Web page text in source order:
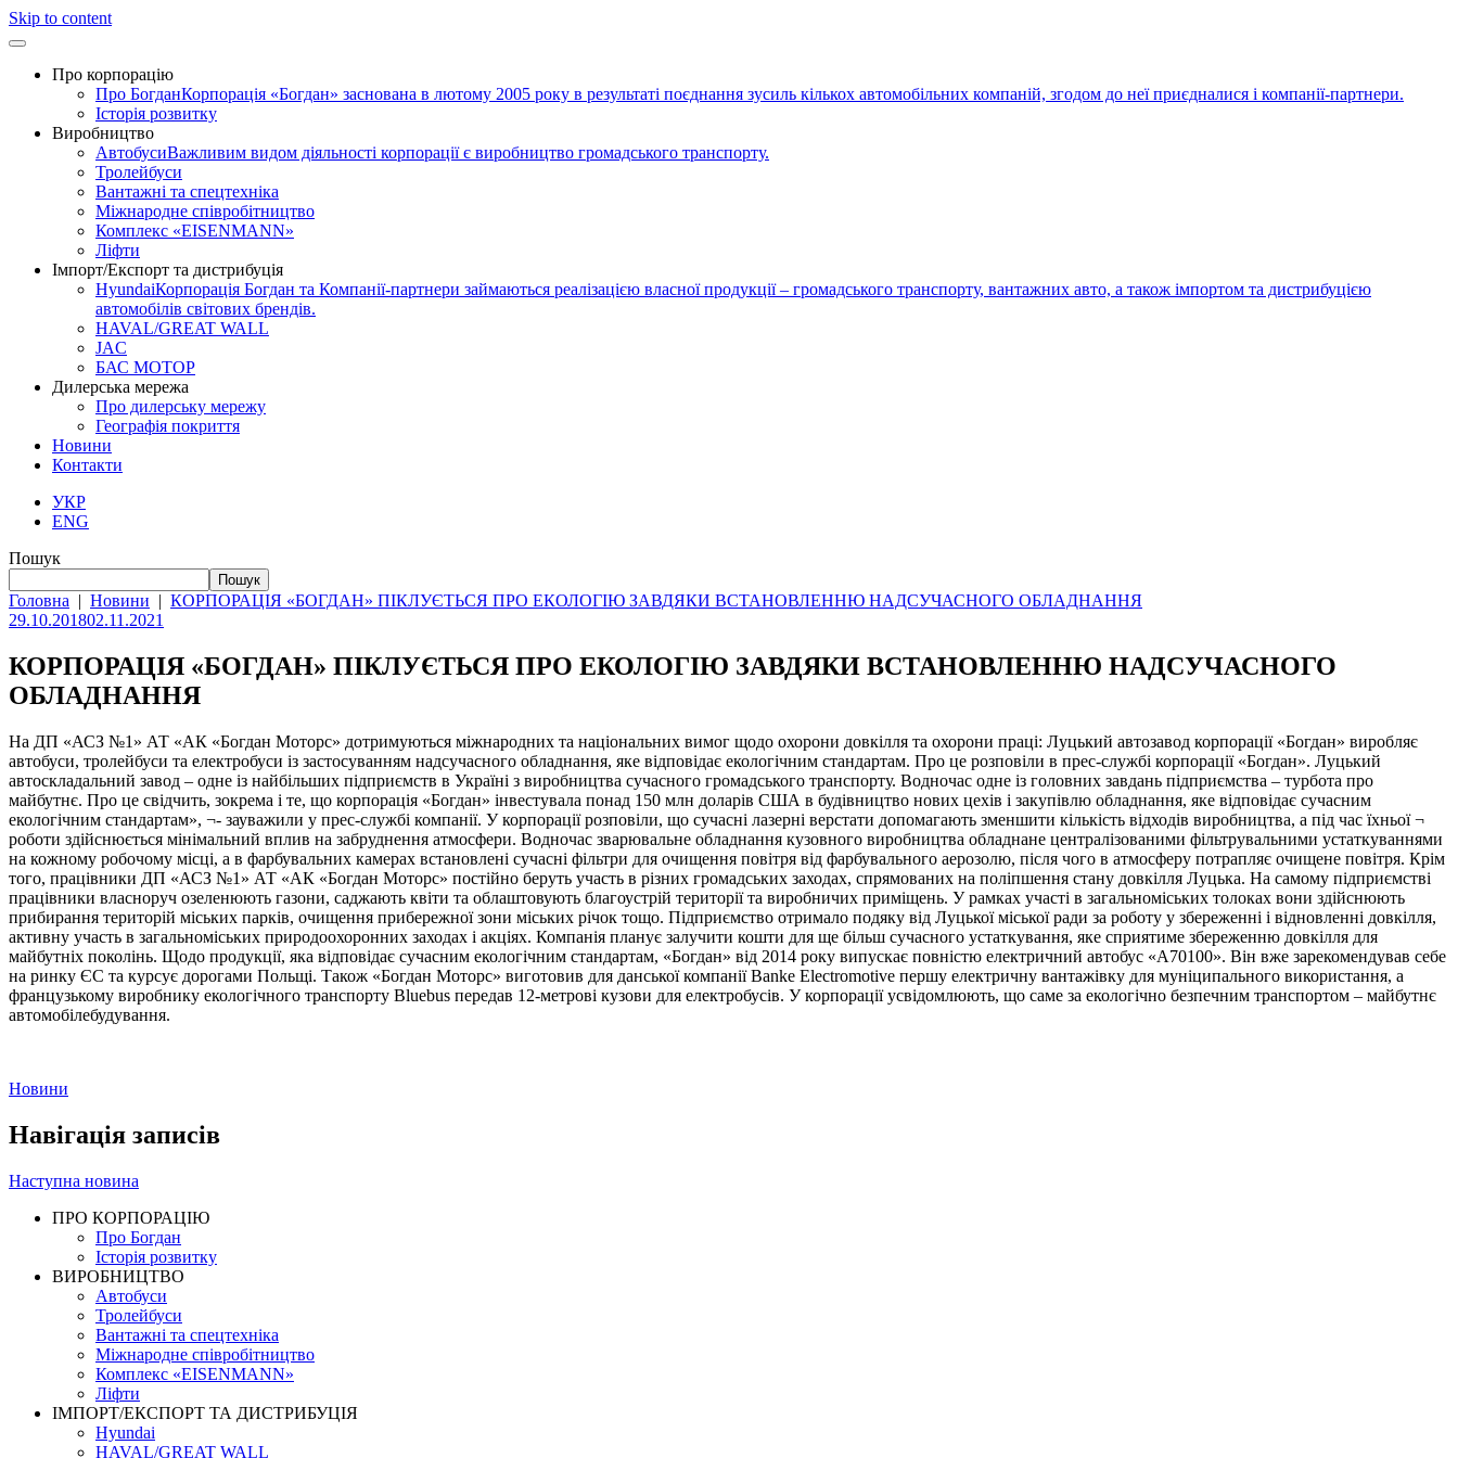
Skip to content
Про корпорацію
Про БогданКорпорація «Богдан» заснована в лютому 2005 року в результаті поєднання зусиль кількох автомобільних компаній, згодом до неї приєдналися і компанії-партнери.
Історія розвитку
Виробництво
АвтобусиВажливим видом діяльності корпорації є виробництво громадського транспорту.
Тролейбуси
Вантажні та спецтехніка
Міжнародне співробітництво
Комплекс «EISENMANN»
Ліфти
Імпорт/Експорт та дистрибуція
HyundaiКорпорація Богдан та Компанії-партнери займаються реалізацією власної продукції – громадського транспорту, вантажних авто, а також імпортом та дистрибуцією
автомобілів світових брендів.
HAVAL/GREAT WALL
JAC
БАС МОТОР
Дилерська мережа
Про дилерську мережу
Географія покриття
Новини
Контакти
УКР
ENG
Пошук
Пошук
Головна | Новини | КОРПОРАЦІЯ «БОГДАН» ПІКЛУЄТЬСЯ ПРО ЕКОЛОГІЮ ЗАВДЯКИ ВСТАНОВЛЕННЮ НАДСУЧАСНОГО ОБЛАДНАННЯ
29.10.201802.11.2021
КОРПОРАЦІЯ «БОГДАН» ПІКЛУЄТЬСЯ ПРО ЕКОЛОГІЮ ЗАВДЯКИ ВСТАНОВЛЕННЮ НАДСУЧАСНОГО
ОБЛАДНАННЯ
На ДП «АСЗ №1» АТ «АК «Богдан Моторс» дотримуються міжнародних та національних вимог щодо охорони довкілля та охорони праці: Луцький автозавод корпорації «Богдан» виробляє
автобуси, тролейбуси та електробуси із застосуванням надсучасного обладнання, яке відповідає екологічним стандартам. Про це розповіли в прес-службі корпорації «Богдан». Луцький
автоскладальний завод – одне із найбільших підприємств в Україні з виробництва сучасного громадського транспорту. Водночас одне із головних завдань підприємства – турбота про
майбутнє. Про це свідчить, зокрема і те, що корпорація «Богдан» інвестувала понад 150 млн доларів США в будівництво нових цехів і закупівлю обладнання, яке відповідає сучасним
екологічним стандартам», ¬- зауважили у прес-службі компанії. У корпорації розповіли, що сучасні лазерні верстати допомагають зменшити кількість відходів виробництва, а під час їхньої ¬
роботи здійснюється мінімальний вплив на забруднення атмосфери. Водночас зварювальне обладнання кузовного виробництва обладнане централізованими фільтрувальними устаткуваннями
на кожному робочому місці, а в фарбувальних камерах встановлені сучасні фільтри для очищення повітря від фарбувального аерозолю, після чого в атмосферу потрапляє очищене повітря. Крім
того, працівники ДП «АСЗ №1» АТ «АК «Богдан Моторс» постійно беруть участь в різних громадських заходах, спрямованих на поліпшення стану довкілля Луцька. На самому підприємстві
працівники власноруч озеленюють газони, саджають квіти та облаштовують благоустрій території та виробничих приміщень. У рамках участі в загальноміських толоках вони здійснюють
прибирання територій міських парків, очищення прибережної зони міських річок тощо. Підприємство отримало подяку від Луцької міської ради за роботу у збереженні і відновленні довкілля,
активну участь в загальноміських природоохоронних заходах і акціях. Компанія планує залучити кошти для ще більш сучасного устаткування, яке сприятиме збереженню довкілля для
майбутніх поколінь. Щодо продукції, яка відповідає сучасним екологічним стандартам, «Богдан» від 2014 року випускає повністю електричний автобус «А70100». Він вже зарекомендував себе
на ринку ЄС та курсує дорогами Польщі. Також «Богдан Моторс» виготовив для данської компанії Banke Electromotive першу електричну вантажівку для муніципального використання, а
французькому виробнику екологічного транспорту Bluebus передав 12-метрові кузови для електробусів. У корпорації усвідомлюють, що саме за екологічно безпечним транспортом – майбутнє
автомобілебудування.
Новини
Навігація записів
Наступна новина
ПРО КОРПОРАЦІЮ
Про Богдан
Історія розвитку
ВИРОБНИЦТВО
Автобуси
Тролейбуси
Вантажні та спецтехніка
Міжнародне співробітництво
Комплекс «EISENMANN»
Ліфти
ІМПОРТ/ЕКСПОРТ ТА ДИСТРИБУЦІЯ
Hyundai
HAVAL/GREAT WALL